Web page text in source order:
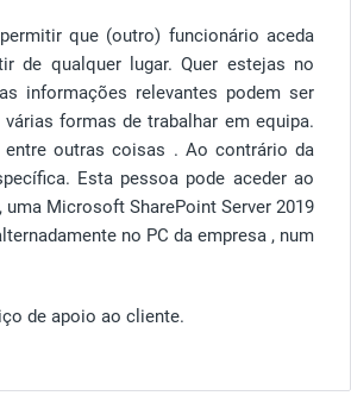
que (outro) funcionário aceda
de qualquer lugar. Quer estejas no
informações relevantes podem ser
formas de trabalhar em equipa.
entre outras coisas . Ao contrário da
Esta pessoa pode aceder ao
Microsoft SharePoint Server 2019
no PC da empresa , num
de apoio ao cliente.